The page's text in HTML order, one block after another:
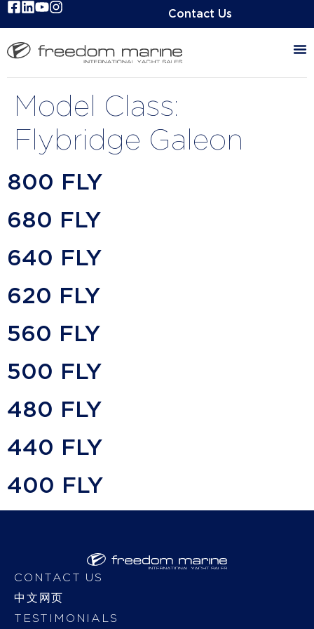
Contact Us
Model Class:
Flybridge Galeon
800 FLY
680 FLY
640 FLY
620 FLY
560 FLY
500 FLY
480 FLY
440 FLY
400 FLY
CONTACT US
中文网页
TESTIMONIALS